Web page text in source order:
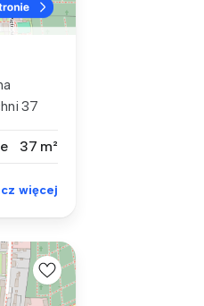
37
37 m²
więcej